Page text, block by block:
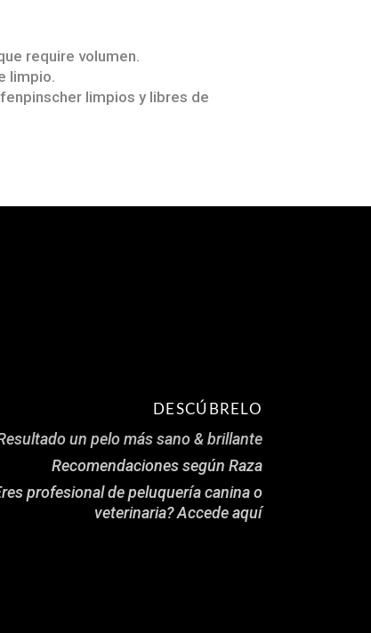
require volumen.
limpio.
limpios y libres de
DESCÚBRELO
un pelo más sano & brillante
Recomendaciones según Raza
profesional de peluquería canina o
veterinaria? Accede aquí